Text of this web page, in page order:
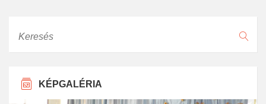
KÉPGALÉRIA